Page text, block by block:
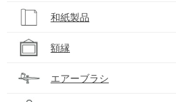
和紙製品
額縁
エアーブラシ